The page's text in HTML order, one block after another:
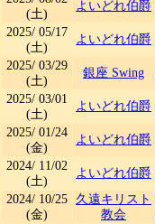
(土)
よいどれ伯爵
2025/ 05/17
(土)
よいどれ伯爵
2025/ 03/29
(土)
銀座 Swing
2025/ 03/01
(土)
よいどれ伯爵
2025/ 01/24
(金)
よいどれ伯爵
2024/ 11/02
(土)
よいどれ伯爵
2024/ 10/25
(金)
久遠キリスト
教会